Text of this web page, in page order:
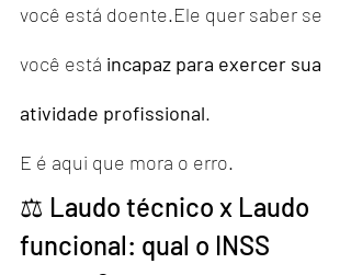
você está doente.Ele quer saber se
você está incapaz para exercer sua
atividade profissional.
E é aqui que mora o erro.
⚖️ Laudo técnico x Laudo
funcional: qual o INSS